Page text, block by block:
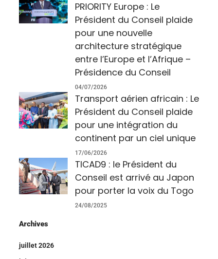
PRIORITY Europe : Le
Président du Conseil plaide
pour une nouvelle
architecture stratégique
entre l’Europe et l’Afrique –
Présidence du Conseil
04/07/2026
Transport aérien africain : Le
Président du Conseil plaide
pour une intégration du
continent par un ciel unique
17/06/2026
TICAD9 : le Président du
Conseil est arrivé au Japon
pour porter la voix du Togo
24/08/2025
Archives
juillet 2026